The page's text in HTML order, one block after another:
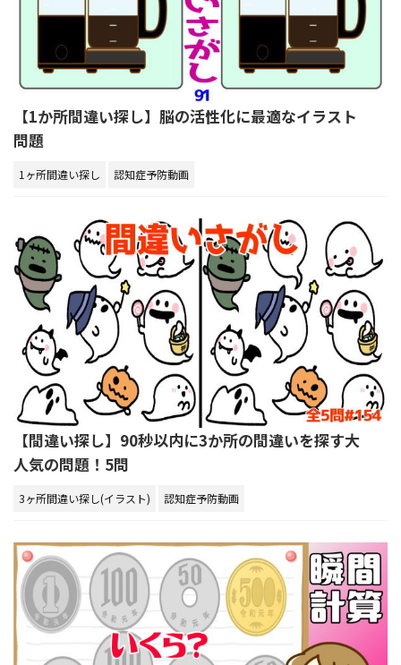
【1か所間違い探し】脳の活性化に最適なイラスト
問題
1ヶ所間違い探し 認知症予防動画
【間違い探し】90秒以内に3か所の間違いを探す大
人気の問題！5問
3ヶ所間違い探し(イラスト) 認知症予防動画